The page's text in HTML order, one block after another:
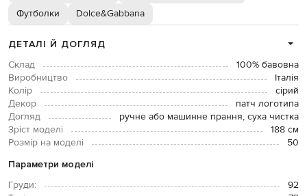
Футболки
Dolce&Gabbana
ДЕТАЛІ Й ДОГЛЯД
Склад
100% бавовна
Виробництво
Італія
Колір
сірий
Декор
патч логотипа
Догляд
ручне або машинне прання, суха чистка
Зріст моделі
188 см
Розмір на моделі
50
Параметри моделі
Груди:
92